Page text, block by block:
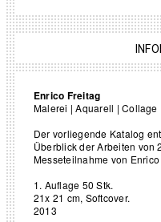
Enrico Freitag
Malerei | Aquarell | Collage
Der vorliegende Katalog
Überblick derArbeiten von
Messeteilnahme von
1. Auflage 50 Stk.
21x 21 cm, Softcover.
2013